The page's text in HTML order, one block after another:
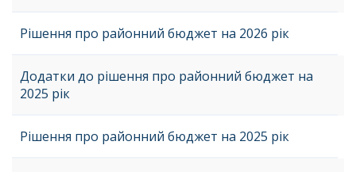
Рішення про районний бюджет на 2026 рік
Додатки до рішення про районний бюджет на
2025 рік
Рішення про районний бюджет на 2025 рік